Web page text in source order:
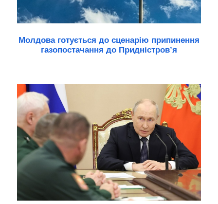
Молдова готується до сценарію припинення
газопостачання до Придністров’я